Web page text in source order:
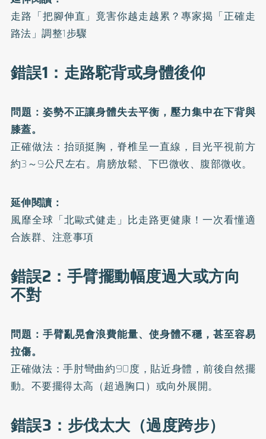
走路「把腳伸直」竟害你越走越累？專家揭「正確走
路法」調整1步驟
錯誤1：走路駝背或身體後仰
問題：姿勢不正讓身體失去平衡，壓力集中在下背與
膝蓋。
正確做法：抬頭挺胸，脊椎呈一直線，目光平視前方
約3～9公尺左右。肩膀放鬆、下巴微收、腹部微收。
延伸閱讀：
風靡全球「北歐式健走」比走路更健康！一次看懂適
合族群、注意事項
錯誤2：手臂擺動幅度過大或方向
不對
問題：手臂亂晃會浪費能量、使身體不穩，甚至容易
拉傷。
正確做法：手肘彎曲約90度，貼近身體，前後自然擺
動。不要擺得太高（超過胸口）或向外展開。
錯誤3：步伐太大（過度跨步）